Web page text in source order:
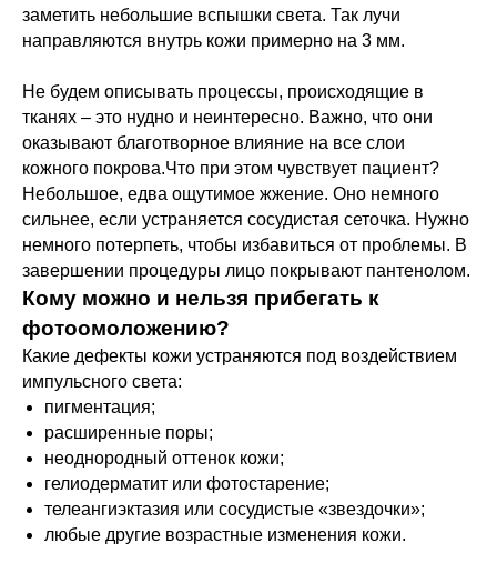
заметить небольшие вспышки света. Так лучи
направляются внутрь кожи примерно на 3 мм.
Не будем описывать процессы, происходящие в
тканях – это нудно и неинтересно. Важно, что они
оказывают благотворное влияние на все слои
кожного покрова.Что при этом чувствует пациент?
Небольшое, едва ощутимое жжение. Оно немного
сильнее, если устраняется сосудистая сеточка. Нужно
немного потерпеть, чтобы избавиться от проблемы. В
завершении процедуры лицо покрывают пантенолом.
Кому можно и нельзя прибегать к
фотоомоложению?
Какие дефекты кожи устраняются под воздействием
импульсного света:
пигментация;
расширенные поры;
неоднородный оттенок кожи;
гелиодерматит или фотостарение;
телеангиэктазия или сосудистые «звездочки»;
любые другие возрастные изменения кожи.